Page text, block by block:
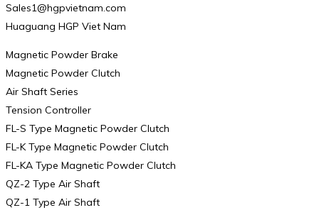
Sales1@hgpvietnam.com
Huaguang HGP Viet Nam
Magnetic Powder Brake
Magnetic Powder Clutch
Air Shaft Series
Tension Controller
FL-S Type Magnetic Powder Clutch
FL-K Type Magnetic Powder Clutch
FL-KA Type Magnetic Powder Clutch
QZ-2 Type Air Shaft
QZ-1 Type Air Shaft